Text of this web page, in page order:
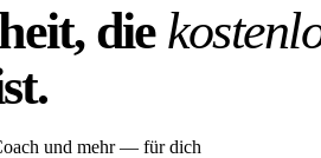
die
und mehr — für dich